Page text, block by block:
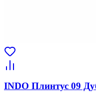
INDO Плинтус 09